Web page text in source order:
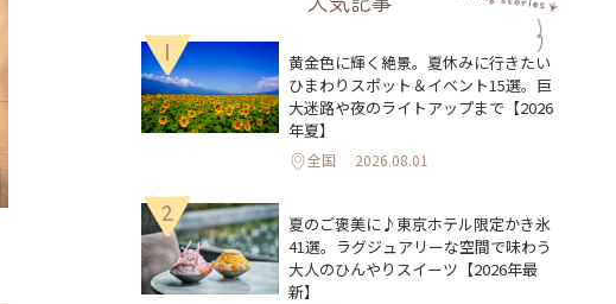
1
黄金色に輝く絶景。夏休みに行きたい
ひまわりスポット＆イベント15選。巨
大迷路や夜のライトアップまで【2026
年夏】
全国 2026.08.01
2
夏のご褒美に♪東京ホテル限定かき氷
41選。ラグジュアリーな空間で味わう
大人のひんやりスイーツ【2026年最
新】